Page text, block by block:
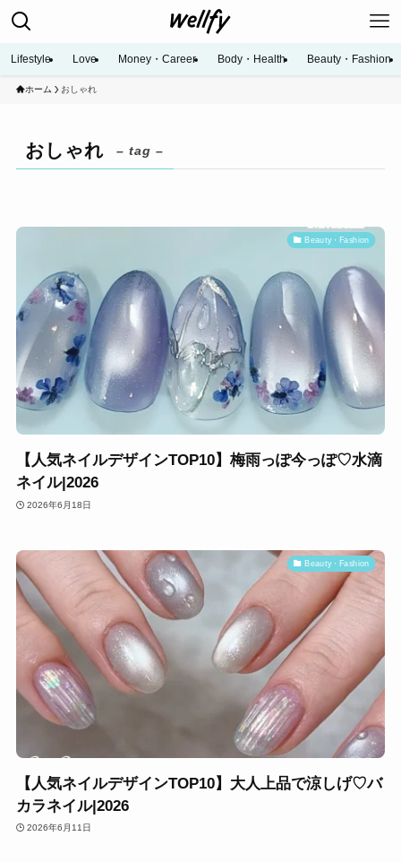
Lifestyle Love Money・Career Body・Health Beauty・Fashion
ホーム おしゃれ
おしゃれ – tag –
Beauty・Fashion
【人気ネイルデザインTOP10】梅雨っぽ今っぽ♡水滴
ネイル|2026
2026年6月18日
Beauty・Fashion
【人気ネイルデザインTOP10】大人上品で涼しげ♡バ
カラネイル|2026
2026年6月11日